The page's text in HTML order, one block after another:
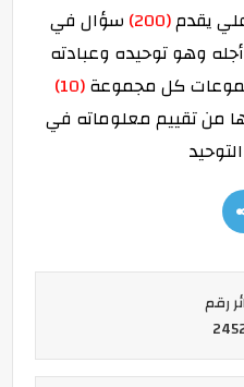
يقدم(200)
سؤال في
وهو توحيده وعبادته
كل مجموعة(10)
من تقييم معلوماته في
رقم